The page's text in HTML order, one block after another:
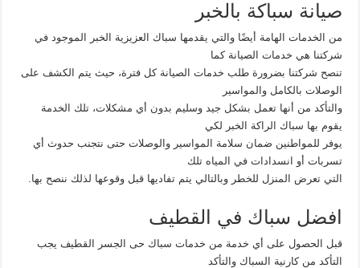
صيانة سباكة بالخبر
من الخدمات الهامة أيضًا والتي يقدمها سباك العزيزية الخبر الموجود في
شركتنا هي خدمات الصيانة كما
تنصح شركتنا بضرورة طلب خدمات الصيانة كل فترة، حيث يتم الكشف على
الوصلات بالكامل والمواسير
والتأكد من أنها تعمل بشكل جيد وسليم بدون أي مشكلات، تلك الخدمة
يقوم بها سباك الراكة الخبر لكي
يوفر للمواطنين ضمان سلامة المواسير والوصلات حتى نتجنب حدوث أي
تسربات أو انسدادات في المياه تلك
التي تعرض المنزل للخطر وبالتالي يتم تفاديها قبل وقوعها لذلك ننصح بها.
افضل سباك في القطيف
قبل الحصول على أي خدمة من خدمات سباك حى الجسر القطيف يجب
التأكد من كارنية السباك والتأكد